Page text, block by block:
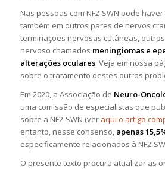
Nas pessoas com NF2-SWN pode
também em outros pares de nervos
terminações nervosas cutâneas,
nervoso chamados meningiomas e
alterações oculares. Veja em nossa
sobre o tratamento destes outros
Em 2020, a Associação de Neuro-
uma comissão de especialistas que
sobre a NF2-SWN (ver aqui o artigo
entanto, nesse consenso, apenas
especificamente relacionados à NF2-
O presente texto procura atualizar as